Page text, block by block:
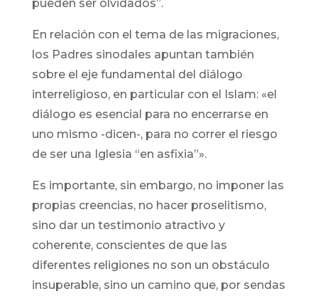
pueden ser olvidados”.
En relación con el tema de las migraciones,
los Padres sinodales apuntan también
sobre el eje fundamental del diálogo
interreligioso, en particular con el Islam: «el
diálogo es esencial para no encerrarse en
uno mismo -dicen-, para no correr el riesgo
de ser una Iglesia “en asfixia”».
Es importante, sin embargo, no imponer las
propias creencias, no hacer proselitismo,
sino dar un testimonio atractivo y
coherente, conscientes de que las
diferentes religiones no son un obstáculo
insuperable, sino un camino que, por sendas